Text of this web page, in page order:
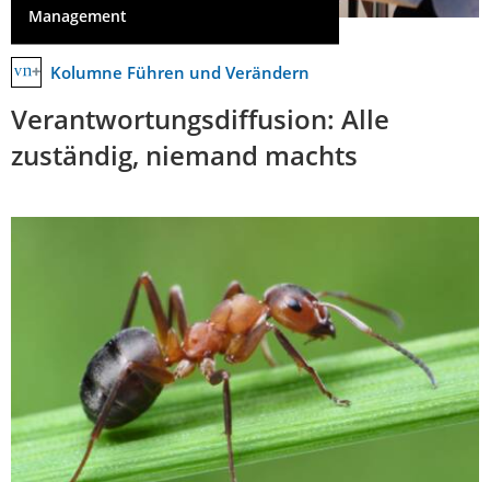
Management
Kolumne Führen und Verändern
Verantwortungsdiffusion: Alle
zuständig, niemand machts